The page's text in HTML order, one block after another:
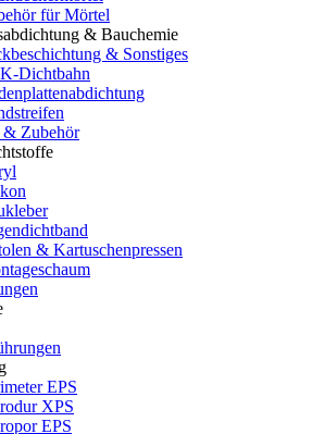
für Mörtel
& Bauchemie
& Sonstiges
Dichtbahn
& Zubehör
& Kartuschenpressen
EPS
XPS
EPS